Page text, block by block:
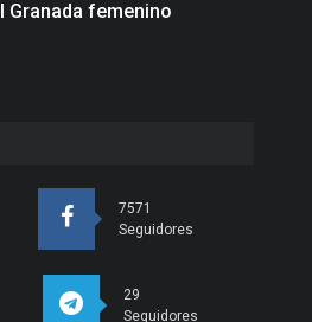
Granada femenino
7571
Seguidores
29
Seguidores